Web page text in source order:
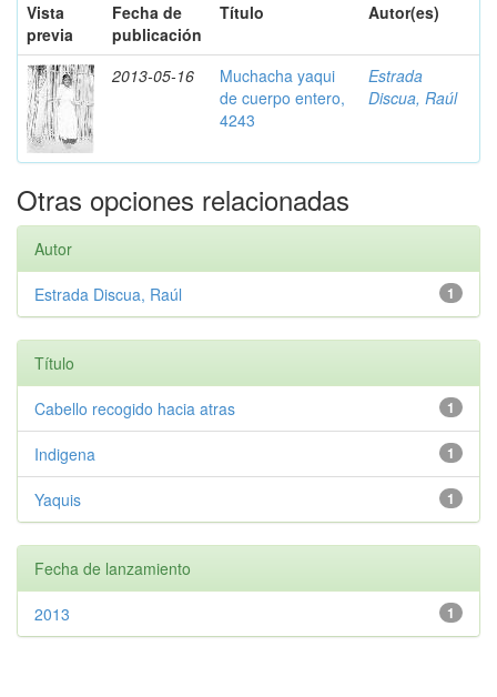
Vista
previa
Fecha de
publicación
Título Autor(es)
2013-05-16
Muchacha yaqui
de cuerpo entero,
4243
Estrada
Discua, Raúl
Otras opciones relacionadas
Autor
1
Estrada Discua, Raúl
Título
1
Cabello recogido hacia atras
1
Indigena
1
Yaquis
Fecha de lanzamiento
1
2013